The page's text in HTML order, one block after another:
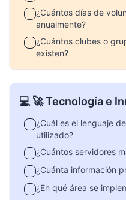
¿Cuántos días de
anualmente?
¿Cuántos clubes o
existen?
💻 🚀 Tecnología e
¿Cuál es el lenguaje
utilizado?
¿Cuántos servidores
¿Cuánta información
¿En qué área se